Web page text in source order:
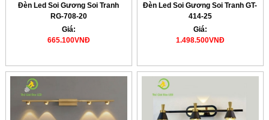
Đèn Led Soi Gương Soi Tranh
RG-708-20
Giá:
665.100VNĐ
Đèn Led Soi Gương Soi Tranh GT-
414-25
Giá:
1.498.500VNĐ